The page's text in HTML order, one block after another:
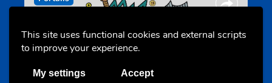
This site uses functional cookies and external scripts
to improve your experience.
My settings Accept